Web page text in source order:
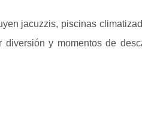
jacuzzis, piscinas
y momentos de